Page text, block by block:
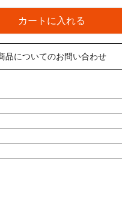
カートに入れる
品についてのお問い合わせ